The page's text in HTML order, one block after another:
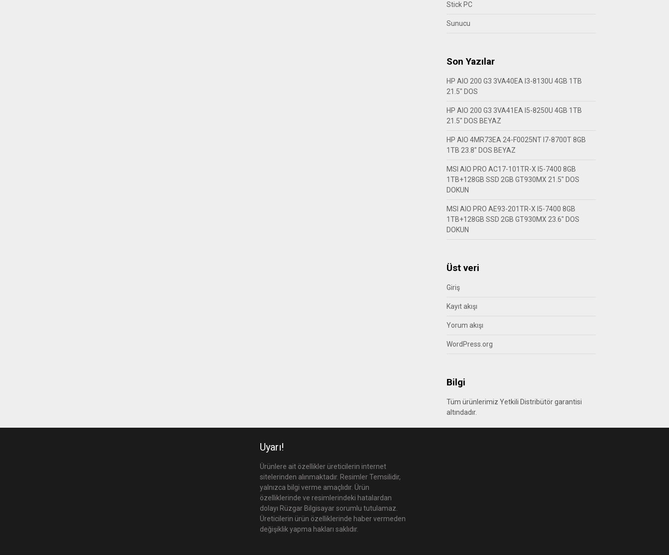
Stick PC
Sunucu
Son Yazılar
HP AIO 200 G3 3VA40EA I3-8130U 4GB 1TB
21.5″ DOS
HP AIO 200 G3 3VA41EA I5-8250U 4GB 1TB
21.5″ DOS BEYAZ
HP AIO 4MR73EA 24-F0025NT I7-8700T 8GB
1TB 23.8″ DOS BEYAZ
MSI AIO PRO AC17-101TR-X I5-7400 8GB
1TB+128GB SSD 2GB GT930MX 21.5″ DOS
DOKUN
MSI AIO PRO AE93-201TR-X I5-7400 8GB
1TB+128GB SSD 2GB GT930MX 23.6″ DOS
DOKUN
Üst veri
Giriş
Kayıt akışı
Yorum akışı
WordPress.org
Bilgi
Tüm ürünlerimiz Yetkili Distribütör garantisi
altındadır.
Uyarı!
Ürünlere ait özellikler üreticilerin internet
sitelerinden alınmaktadır. Resimler Temsilidir,
yalnızca bilgi verme amaçlıdır. Ürün
özelliklerinde ve resimlerindeki hatalardan
dolayı Rüzgar Bilgisayar sorumlu tutulamaz.
Üreticilerin ürün özelliklerinde haber vermeden
değişiklik yapma hakları saklıdır.